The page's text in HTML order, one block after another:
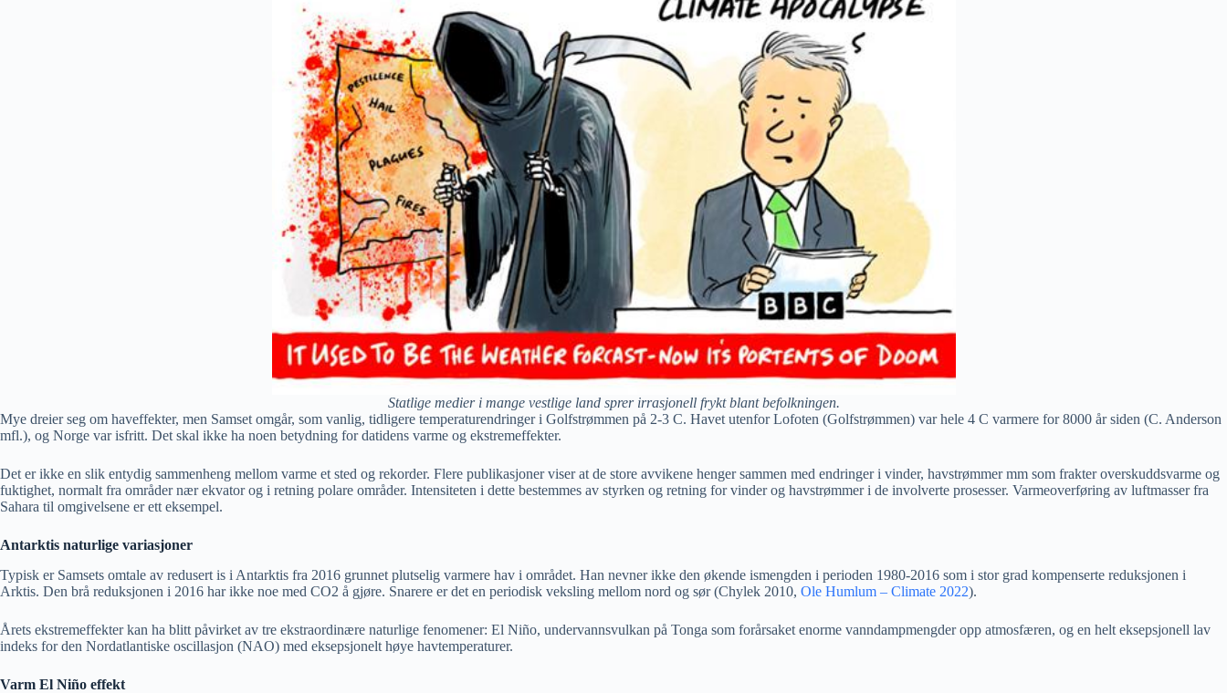
Statlige medier i mange vestlige land sprer irrasjonell frykt blant befolkningen.
Mye dreier seg om haveffekter, men Samset omgår, som vanlig, tidligere temperaturendringer i Golfstrømmen på 2-3 C. Havet utenfor Lofoten (Golfstrømmen) var hele 4 C varmere for 8000 år siden (C. Anderson
mfl.), og Norge var isfritt. Det skal ikke ha noen betydning for datidens varme og ekstremeffekter.
Det er ikke en slik entydig sammenheng mellom varme et sted og rekorder. Flere publikasjoner viser at de store avvikene henger sammen med endringer i vinder, havstrømmer mm som frakter overskuddsvarme og
fuktighet, normalt fra områder nær ekvator og i retning polare områder. Intensiteten i dette bestemmes av styrken og retning for vinder og havstrømmer i de involverte prosesser. Varmeoverføring av luftmasser fra
Sahara til omgivelsene er ett eksempel.
Antarktis naturlige variasjoner
Typisk er Samsets omtale av redusert is i Antarktis fra 2016 grunnet plutselig varmere hav i området. Han nevner ikke den økende ismengden i perioden 1980-2016 som i stor grad kompenserte reduksjonen i
Arktis. Den brå reduksjonen i 2016 har ikke noe med CO2 å gjøre. Snarere er det en periodisk veksling mellom nord og sør (Chylek 2010, Ole Humlum – Climate 2022).
Årets ekstremeffekter kan ha blitt påvirket av tre ekstraordinære naturlige fenomener: El Niño, undervannsvulkan på Tonga som forårsaket enorme vanndampmengder opp atmosfæren, og en helt eksepsjonell lav
indeks for den Nordatlantiske oscillasjon (NAO) med eksepsjonelt høye havtemperaturer.
Varm El Niño effekt